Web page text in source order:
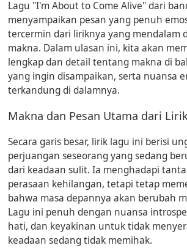
Lagu "I'm About to Come Alive" dari
menyampaikan pesan yang penuh
tercermin dari liriknya yang mendalam
makna. Dalam ulasan ini, kita akan
lengkap dan detail tentang makna di
yang ingin disampaikan, serta nuansa
terkandung di dalamnya.
Makna dan Pesan Utama dari
Secara garis besar, lirik lagu ini berisi
perjuangan seseorang yang sedang
dari keadaan sulit. Ia menghadapi
perasaan kehilangan, tetapi tetap
bahwa masa depannya akan berubah
Lagu ini penuh dengan nuansa
hati, dan keyakinan untuk tidak
keadaan sedang tidak memihak.